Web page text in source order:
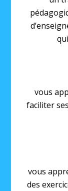
vous
faciliter
vous
des